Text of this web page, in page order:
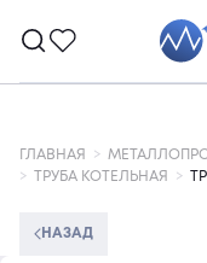
ГЛАВНАЯ
ТРУБА КОТЕЛЬНАЯ
НАЗАД